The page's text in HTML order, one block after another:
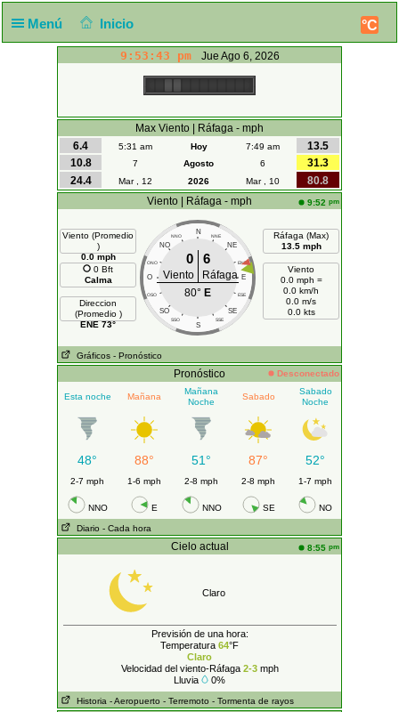
Menú Inicio °C
9:53:43 pm Jue Ago 6, 2026
Max Viento | Ráfaga - mph
6.4
5:31 am Hoy 7:49 am
13.5
10.8
7 Agosto 6
31.3
24.4
Mar , 12 2026 Mar , 10
80.8
Viento | Ráfaga - mph
9:52 pm
Viento (Promedio
)
0.0 mph
0 Bft
Calma
Direccion
(Promedio )
ENE 73°
N
NNO NNE
NO NE
ONO ENE
O E
OSO ESE
SO SE
SSO SSE
S
0 6
Viento
Ráfaga
80° E
Ráfaga (Max)
13.5 mph
Viento
0.0 mph =
0.0 km/h
0.0 m/s
0.0 kts
Gráficos - Pronóstico
Pronóstico Desconectado
Esta noche Mañana
Mañana
Noche
Sabado
Sabado
Noche
48° 88° 51° 87° 52°
2-7 mph 1-6 mph 2-8 mph 2-8 mph 1-7 mph
NNO E NNO SE NO
Diario - Cada hora
Cielo actual 8:55 pm
Claro
Previsión de una hora:
Temperatura 64°F
Claro
Velocidad del viento-Ráfaga 2-3mph
Lluvia
0%
Historia - Aeropuerto - Terremoto - Tormenta de rayos